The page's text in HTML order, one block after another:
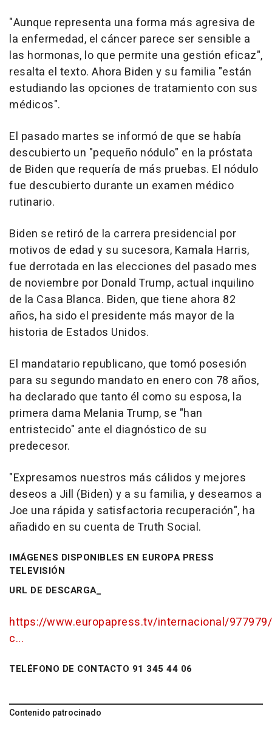
"Aunque representa una forma más agresiva de
la enfermedad, el cáncer parece ser sensible a
las hormonas, lo que permite una gestión eficaz",
resalta el texto. Ahora Biden y su familia "están
estudiando las opciones de tratamiento con sus
médicos".
El pasado martes se informó de que se había
descubierto un "pequeño nódulo" en la próstata
de Biden que requería de más pruebas. El nódulo
fue descubierto durante un examen médico
rutinario.
Biden se retiró de la carrera presidencial por
motivos de edad y su sucesora, Kamala Harris,
fue derrotada en las elecciones del pasado mes
de noviembre por Donald Trump, actual inquilino
de la Casa Blanca. Biden, que tiene ahora 82
años, ha sido el presidente más mayor de la
historia de Estados Unidos.
El mandatario republicano, que tomó posesión
para su segundo mandato en enero con 78 años,
ha declarado que tanto él como su esposa, la
primera dama Melania Trump, se "han
entristecido" ante el diagnóstico de su
predecesor.
"Expresamos nuestros más cálidos y mejores
deseos a Jill (Biden) y a su familia, y deseamos a
Joe una rápida y satisfactoria recuperación", ha
añadido en su cuenta de Truth Social.
IMÁGENES DISPONIBLES EN EUROPA PRESS
TELEVISIÓN
URL DE DESCARGA_
https://www.europapress.tv/internacional/
c...
TELÉFONO DE CONTACTO 91 345 44 06
Contenido patrocinado